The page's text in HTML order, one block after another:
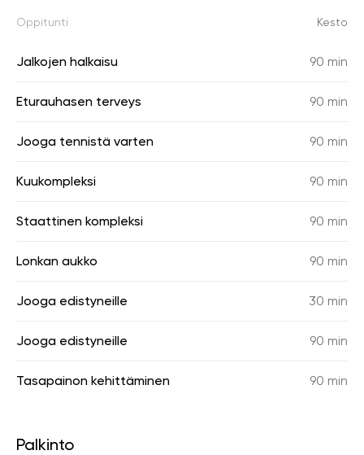
Oppitunti Kesto
Jalkojen halkaisu 90 min
Eturauhasen terveys 90 min
Jooga tennistä varten 90 min
Kuukompleksi 90 min
Staattinen kompleksi 90 min
Lonkan aukko 90 min
Jooga edistyneille 30 min
Jooga edistyneille 90 min
Tasapainon kehittäminen 90 min
Palkinto